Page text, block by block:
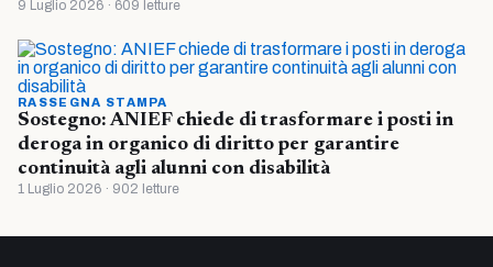
9 Luglio 2026 · 609 letture
RASSEGNA STAMPA
Sostegno: ANIEF chiede di trasformare i posti in
deroga in organico di diritto per garantire
continuità agli alunni con disabilità
1 Luglio 2026 · 902 letture